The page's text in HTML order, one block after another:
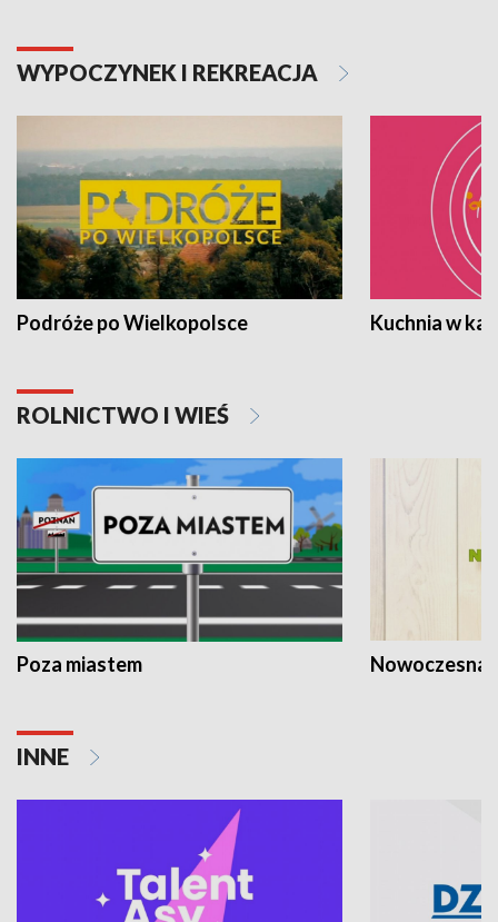
WYPOCZYNEK I REKREACJA
Podróże po Wielkopolsce Kuchnia w
ROLNICTWO I WIEŚ
Poza miastem Nowoczesna
INNE